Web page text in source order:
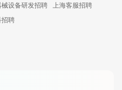
械设备研发招聘
上海客服招聘
招聘